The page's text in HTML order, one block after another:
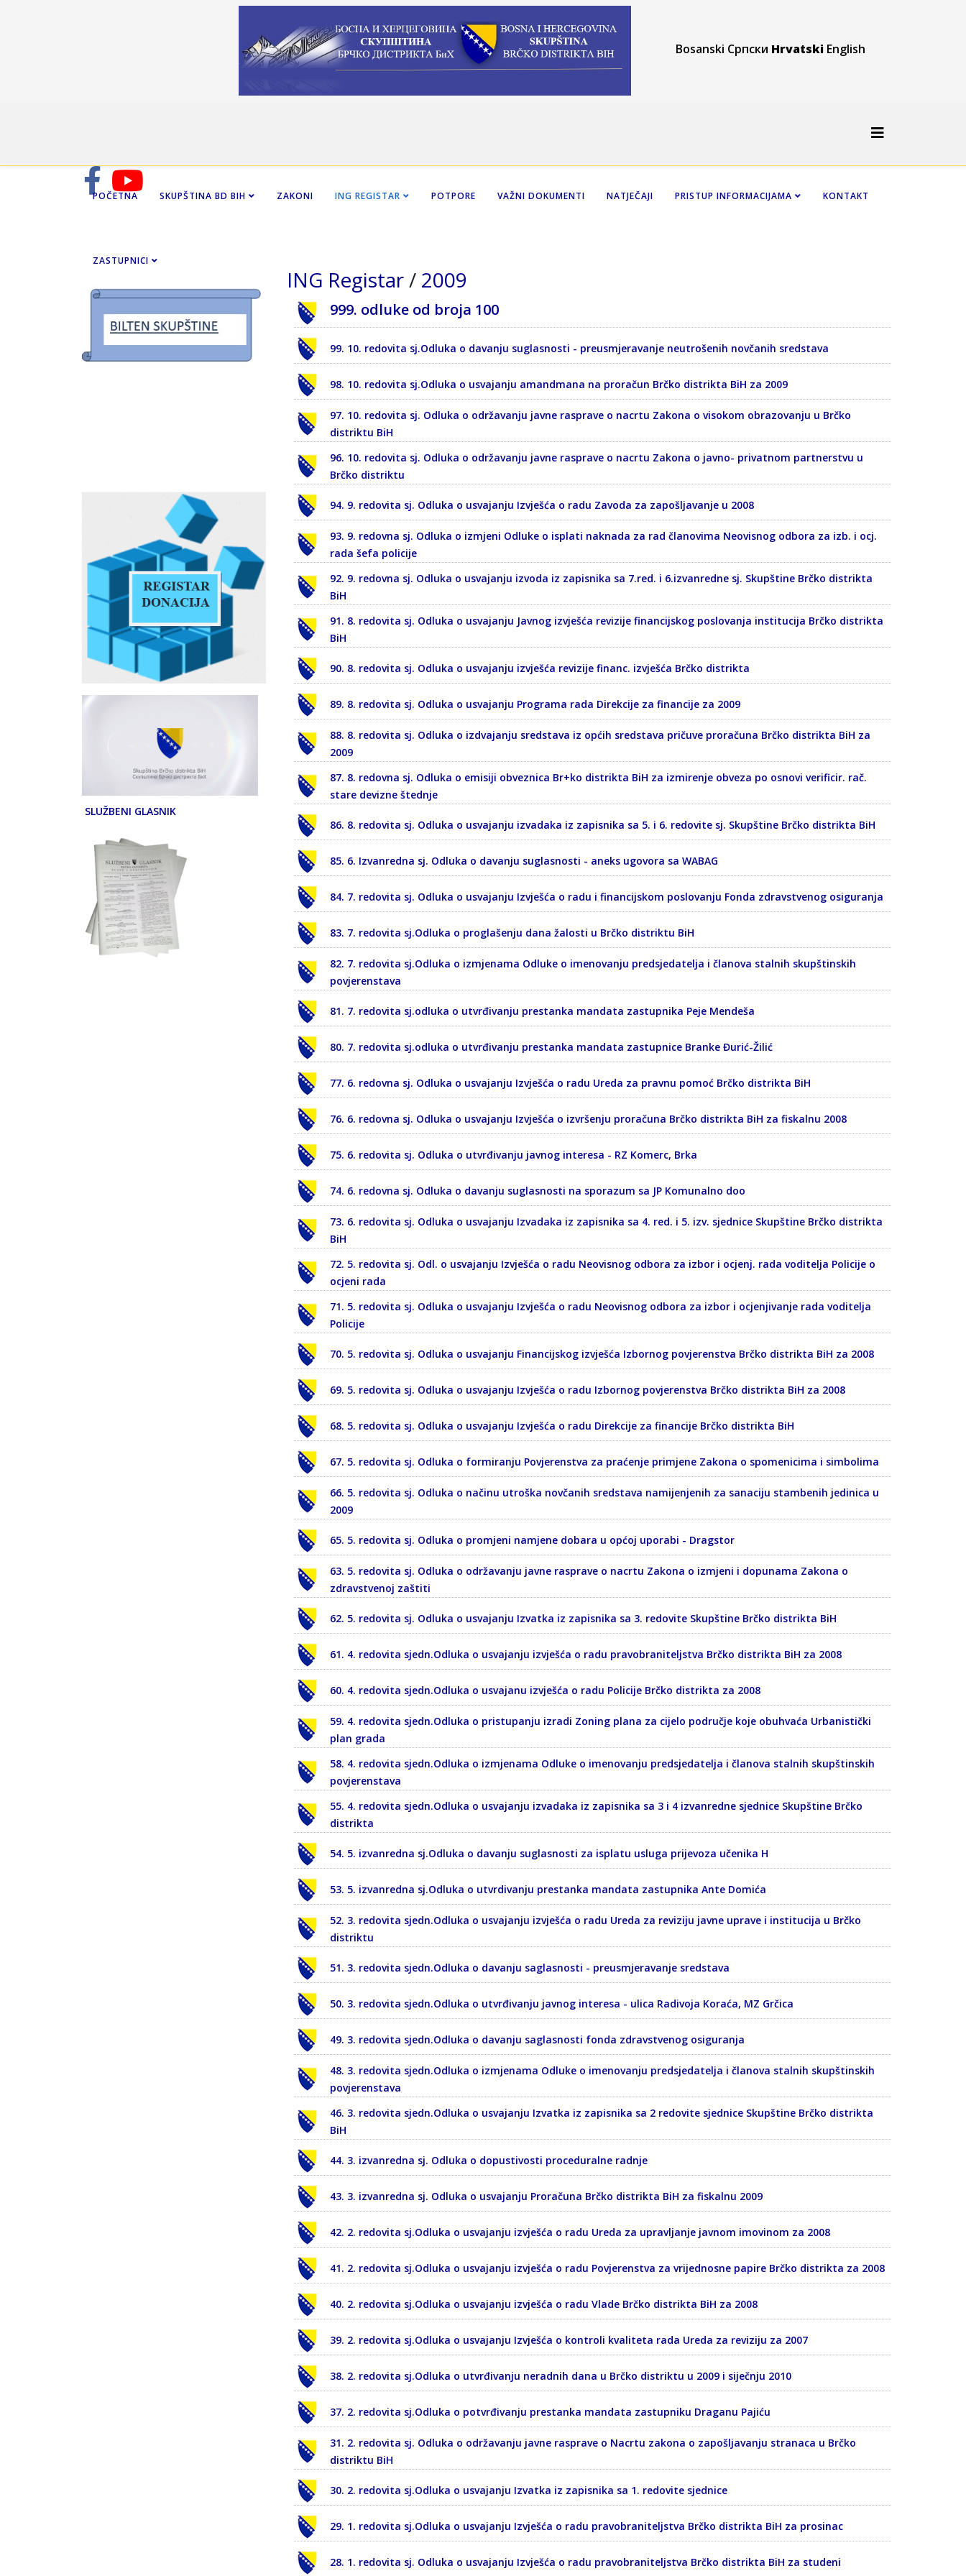
Bosanski Српски Hrvatski English
POČETNA SKUPŠTINA BD BIH ZAKONI ING REGISTAR POTPORE VAŽNI DOKUMENTI NATJEČAJI PRISTUP INFORMACIJAMA KONTAKT
ZASTUPNICI
SLUŽBENI GLASNIK
ING Registar/ 2009
999. odluke od broja 100
99. 10. redovita sj.Odluka o davanju suglasnosti - preusmjeravanje neutrošenih novčanih sredstava
98. 10. redovita sj.Odluka o usvajanju amandmana na proračun Brčko distrikta BiH za 2009
97. 10. redovita sj. Odluka o održavanju javne rasprave o nacrtu Zakona o visokom obrazovanju u Brčko
distriktu BiH
96. 10. redovita sj. Odluka o održavanju javne rasprave o nacrtu Zakona o javno- privatnom partnerstvu u
Brčko distriktu
94. 9. redovita sj. Odluka o usvajanju Izvješća o radu Zavoda za zapošljavanje u 2008
93. 9. redovna sj. Odluka o izmjeni Odluke o isplati naknada za rad članovima Neovisnog odbora za izb. i ocj.
rada šefa policije
92. 9. redovna sj. Odluka o usvajanju izvoda iz zapisnika sa 7.red. i 6.izvanredne sj. Skupštine Brčko distrikta
BiH
91. 8. redovita sj. Odluka o usvajanju Javnog izvješća revizije financijskog poslovanja institucija Brčko distrikta
BiH
90. 8. redovita sj. Odluka o usvajanju izvješća revizije financ. izvješća Brčko distrikta
89. 8. redovita sj. Odluka o usvajanju Programa rada Direkcije za financije za 2009
88. 8. redovita sj. Odluka o izdvajanju sredstava iz općih sredstava pričuve proračuna Brčko distrikta BiH za
2009
87. 8. redovna sj. Odluka o emisiji obveznica Br+ko distrikta BiH za izmirenje obveza po osnovi verificir. rač.
stare devizne štednje
86. 8. redovita sj. Odluka o usvajanju izvadaka iz zapisnika sa 5. i 6. redovite sj. Skupštine Brčko distrikta BiH
85. 6. Izvanredna sj. Odluka o davanju suglasnosti - aneks ugovora sa WABAG
84. 7. redovita sj. Odluka o usvajanju Izvješća o radu i financijskom poslovanju Fonda zdravstvenog osiguranja
83. 7. redovita sj.Odluka o proglašenju dana žalosti u Brčko distriktu BiH
82. 7. redovita sj.Odluka o izmjenama Odluke o imenovanju predsjedatelja i članova stalnih skupštinskih
povjerenstava
81. 7. redovita sj.odluka o utvrđivanju prestanka mandata zastupnika Peje Mendeša
80. 7. redovita sj.odluka o utvrđivanju prestanka mandata zastupnice Branke Đurić-Žilić
77. 6. redovna sj. Odluka o usvajanju Izvješća o radu Ureda za pravnu pomoć Brčko distrikta BiH
76. 6. redovna sj. Odluka o usvajanju Izvješća o izvršenju proračuna Brčko distrikta BiH za fiskalnu 2008
75. 6. redovita sj. Odluka o utvrđivanju javnog interesa - RZ Komerc, Brka
74. 6. redovna sj. Odluka o davanju suglasnosti na sporazum sa JP Komunalno doo
73. 6. redovita sj. Odluka o usvajanju Izvadaka iz zapisnika sa 4. red. i 5. izv. sjednice Skupštine Brčko distrikta
BiH
72. 5. redovita sj. Odl. o usvajanju Izvješća o radu Neovisnog odbora za izbor i ocjenj. rada voditelja Policije o
ocjeni rada
71. 5. redovita sj. Odluka o usvajanju Izvješća o radu Neovisnog odbora za izbor i ocjenjivanje rada voditelja
Policije
70. 5. redovita sj. Odluka o usvajanju Financijskog izvješća Izbornog povjerenstva Brčko distrikta BiH za 2008
69. 5. redovita sj. Odluka o usvajanju Izvješća o radu Izbornog povjerenstva Brčko distrikta BiH za 2008
68. 5. redovita sj. Odluka o usvajanju Izvješća o radu Direkcije za financije Brčko distrikta BiH
67. 5. redovita sj. Odluka o formiranju Povjerenstva za praćenje primjene Zakona o spomenicima i simbolima
66. 5. redovita sj. Odluka o načinu utroška novčanih sredstava namijenjenih za sanaciju stambenih jedinica u
2009
65. 5. redovita sj. Odluka o promjeni namjene dobara u općoj uporabi - Dragstor
63. 5. redovita sj. Odluka o održavanju javne rasprave o nacrtu Zakona o izmjeni i dopunama Zakona o
zdravstvenoj zaštiti
62. 5. redovita sj. Odluka o usvajanju Izvatka iz zapisnika sa 3. redovite Skupštine Brčko distrikta BiH
61. 4. redovita sjedn.Odluka o usvajanju izvješća o radu pravobraniteljstva Brčko distrikta BiH za 2008
60. 4. redovita sjedn.Odluka o usvajanu izvješća o radu Policije Brčko distrikta za 2008
59. 4. redovita sjedn.Odluka o pristupanju izradi Zoning plana za cijelo područje koje obuhvaća Urbanistički
plan grada
58. 4. redovita sjedn.Odluka o izmjenama Odluke o imenovanju predsjedatelja i članova stalnih skupštinskih
povjerenstava
55. 4. redovita sjedn.Odluka o usvajanju izvadaka iz zapisnika sa 3 i 4 izvanredne sjednice Skupštine Brčko
distrikta
54. 5. izvanredna sj.Odluka o davanju suglasnosti za isplatu usluga prijevoza učenika H
53. 5. izvanredna sj.Odluka o utvrdivanju prestanka mandata zastupnika Ante Domića
52. 3. redovita sjedn.Odluka o usvajanju izvješća o radu Ureda za reviziju javne uprave i institucija u Brčko
distriktu
51. 3. redovita sjedn.Odluka o davanju saglasnosti - preusmjeravanje sredstava
50. 3. redovita sjedn.Odluka o utvrđivanju javnog interesa - ulica Radivoja Koraća, MZ Grčica
49. 3. redovita sjedn.Odluka o davanju saglasnosti fonda zdravstvenog osiguranja
48. 3. redovita sjedn.Odluka o izmjenama Odluke o imenovanju predsjedatelja i članova stalnih skupštinskih
povjerenstava
46. 3. redovita sjedn.Odluka o usvajanju Izvatka iz zapisnika sa 2 redovite sjednice Skupštine Brčko distrikta
BiH
44. 3. izvanredna sj. Odluka o dopustivosti proceduralne radnje
43. 3. izvanredna sj. Odluka o usvajanju Proračuna Brčko distrikta BiH za fiskalnu 2009
42. 2. redovita sj.Odluka o usvajanju izvješća o radu Ureda za upravljanje javnom imovinom za 2008
41. 2. redovita sj.Odluka o usvajanju izvješća o radu Povjerenstva za vrijednosne papire Brčko distrikta za 2008
40. 2. redovita sj.Odluka o usvajanju izvješća o radu Vlade Brčko distrikta BiH za 2008
39. 2. redovita sj.Odluka o usvajanju Izvješća o kontroli kvaliteta rada Ureda za reviziju za 2007
38. 2. redovita sj.Odluka o utvrđivanju neradnih dana u Brčko distriktu u 2009 i siječnju 2010
37. 2. redovita sj.Odluka o potvrđivanju prestanka mandata zastupniku Draganu Pajiću
31. 2. redovita sj. Odluka o održavanju javne rasprave o Nacrtu zakona o zapošljavanju stranaca u Brčko
distriktu BiH
30. 2. redovita sj.Odluka o usvajanju Izvatka iz zapisnika sa 1. redovite sjednice
29. 1. redovita sj.Odluka o usvajanju Izvješća o radu pravobraniteljstva Brčko distrikta BiH za prosinac
28. 1. redovita sj. Odluka o usvajanju Izvješća o radu pravobraniteljstva Brčko distrikta BiH za studeni